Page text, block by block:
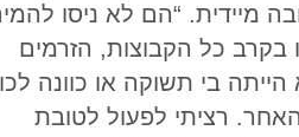
מיידית. “הם לא ניסו
כל הקבוצות, הזרמים
בי תשוקה או כוונה
רציתי לפעול לטובת